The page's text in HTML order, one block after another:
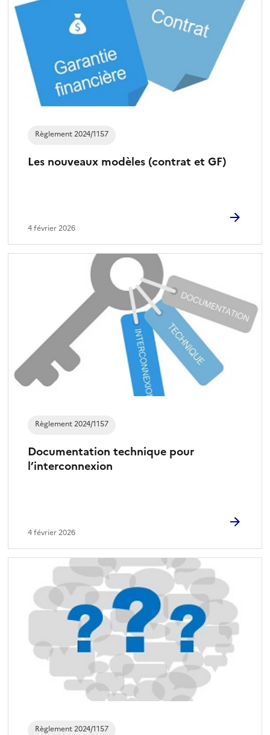
Les nouveaux modèles (contrat et GF)
Règlement 2024/1157
4 février 2026
Documentation technique pour
l’interconnexion
Règlement 2024/1157
4 février 2026
Règlement 2024/1157